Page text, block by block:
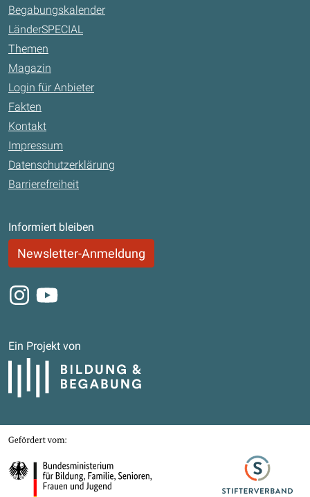
Begabungskalender
LänderSPECIAL
Themen
Magazin
Login für Anbieter
Fakten
Kontakt
Impressum
Datenschutzerklärung
Barrierefreiheit
Informiert bleiben
Newsletter-Anmeldung
Instagram
Youtube
Ein Projekt von
Bildung und Begabung
Gefördert von
Bundesministerium für Bildung, Familie, Senioren, Frauen und Jugend
Stifterverband